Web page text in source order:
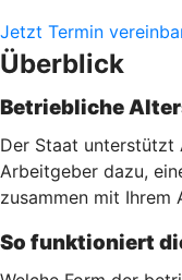
Jetzt Termin
Überblick
Betriebliche
Der Staat unterstützt
Arbeitgeber dazu,
zusammen mit Ihrem
So funktioniert